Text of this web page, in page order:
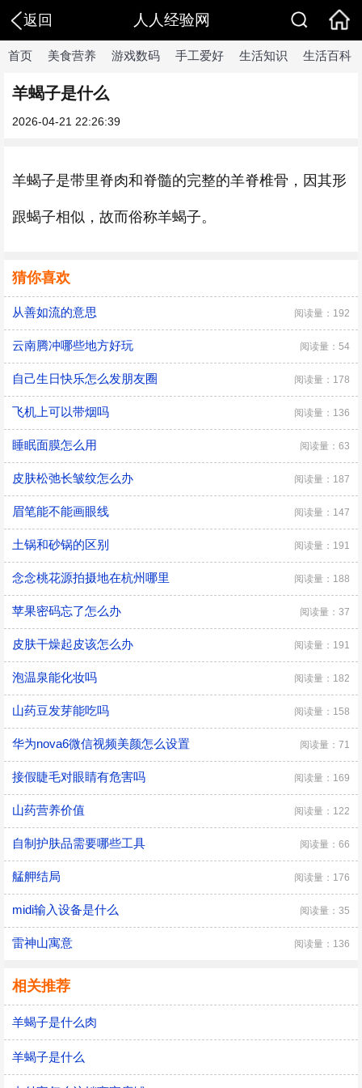
返回 人人经验网
首页 美食营养 游戏数码 手工爱好 生活知识 生活百科
羊蝎子是什么
2026-04-21 22:26:39
羊蝎子是带里脊肉和脊髓的完整的羊脊椎骨，因其形
跟蝎子相似，故而俗称羊蝎子。
猜你喜欢
从善如流的意思 阅读量：192
云南腾冲哪些地方好玩 阅读量：54
自己生日快乐怎么发朋友圈 阅读量：178
飞机上可以带烟吗 阅读量：136
睡眠面膜怎么用 阅读量：63
皮肤松弛长皱纹怎么办 阅读量：187
眉笔能不能画眼线 阅读量：147
土锅和砂锅的区别 阅读量：191
念念桃花源拍摄地在杭州哪里 阅读量：188
苹果密码忘了怎么办 阅读量：37
皮肤干燥起皮该怎么办 阅读量：191
泡温泉能化妆吗 阅读量：182
山药豆发芽能吃吗 阅读量：158
华为nova6微信视频美颜怎么设置 阅读量：71
接假睫毛对眼睛有危害吗 阅读量：169
山药营养价值 阅读量：122
自制护肤品需要哪些工具 阅读量：66
艋舺结局 阅读量：176
midi输入设备是什么 阅读量：35
雷神山寓意 阅读量：136
相关推荐
羊蝎子是什么肉
羊蝎子是什么